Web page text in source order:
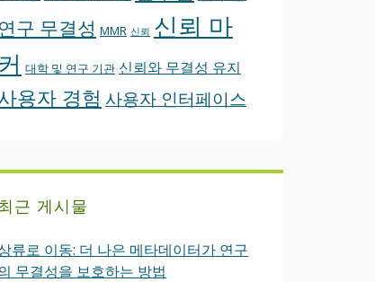
연구 무결성 MMR 신뢰 신뢰 마
커 대학 및 연구 기관 신뢰와 무결성 유지
용자 경험 사용자 인터페이스
근 게시물
류로 이동: 더 나은 메타데이터가 연구
무결성을 보호하는 방법